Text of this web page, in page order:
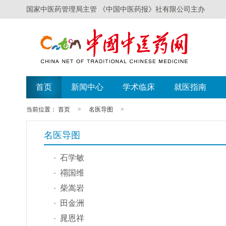
国家中医药管理局主管 《中国中医药报》社有限公司主办
首页 新闻中心 学术临床 就医指南
当前位置： 首页 > 名医导图 >
名医导图
石学敏
禤国维
柴嵩岩
田金洲
晁恩祥